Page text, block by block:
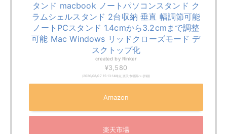
タンド macbook ノートパソコンスタンド ク
ラムシェルスタンド 2台収納 垂直 幅調節可能
ノートPCスタンド 1.4cmから3.2cmまで調整
可能 Mac Windows リッドクローズモード デ
スクトップ化
created by Rinker
¥3,580
(2026/08/07 15:13:14時点 楽天市場調べ- 詳細)
Amazon
楽天市場